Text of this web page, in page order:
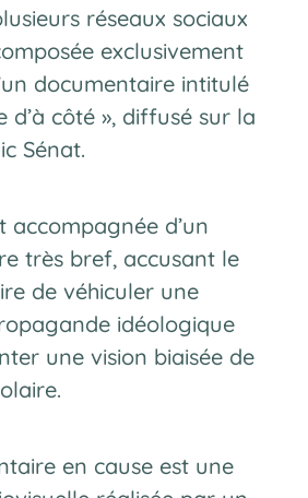
réseaux sociaux
exclusivement
documentaire intitulé
d’à côté », diffusé sur la
Sénat.
accompagnée d’un
très bref, accusant le
de véhiculer une
idéologique
une vision biaisée de
en cause est une